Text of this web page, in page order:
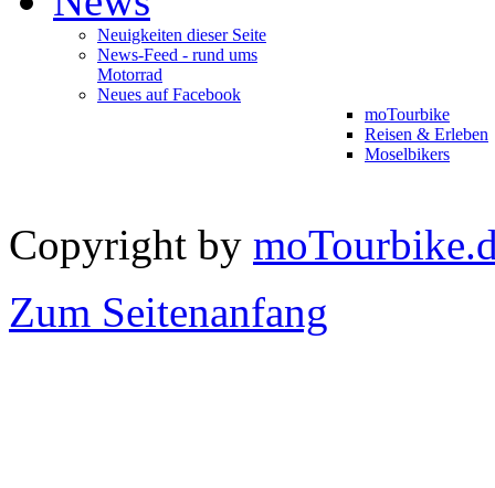
Neuigkeiten dieser Seite
News-Feed - rund ums
Motorrad
Neues auf Facebook
moTourbike
Reisen & Erleben
Moselbikers
Copyright by
Zum Seitenanfang